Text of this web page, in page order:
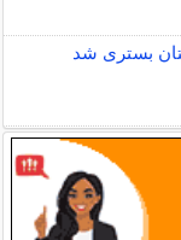
بستری شد